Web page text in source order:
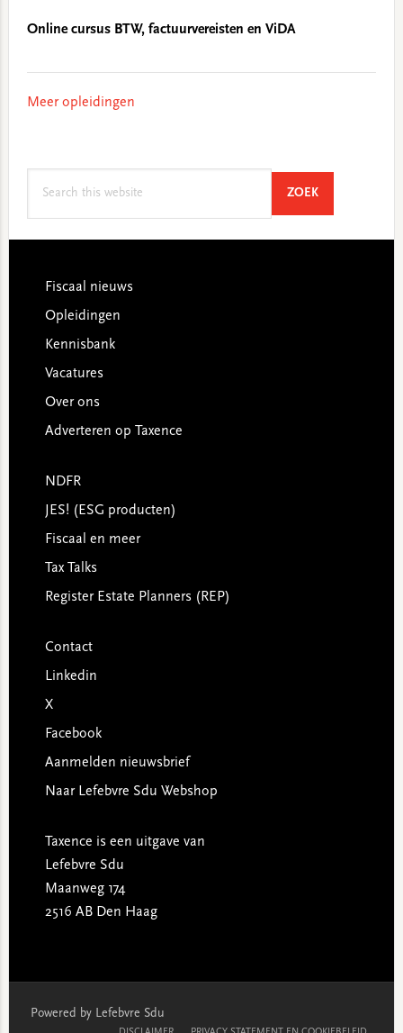
Online cursus BTW, factuurvereisten en ViDA
Meer opleidingen
ZOEKSEARCH
Footer
Fiscaal nieuws
Opleidingen
Kennisbank
Vacatures
Over ons
Adverteren op Taxence
NDFR
JES! (ESG producten)
Fiscaal en meer
Tax Talks
Register Estate Planners (REP)
Contact
Linkedin
X
Facebook
Aanmelden nieuwsbrief
Naar Lefebvre Sdu Webshop
Taxence is een uitgave van
Lefebvre Sdu
Maanweg 174
2516 AB Den Haag
Powered by Lefebvre Sdu